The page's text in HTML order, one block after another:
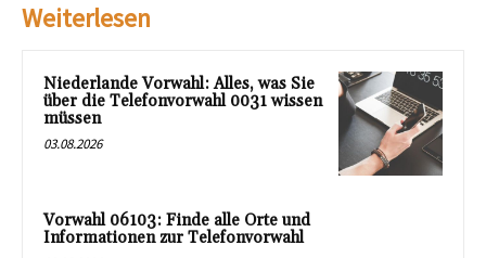
Weiterlesen
Niederlande Vorwahl: Alles, was Sie
über die Telefonvorwahl 0031 wissen
müssen
03.08.2026
Vorwahl 06103: Finde alle Orte und
Informationen zur Telefonvorwahl